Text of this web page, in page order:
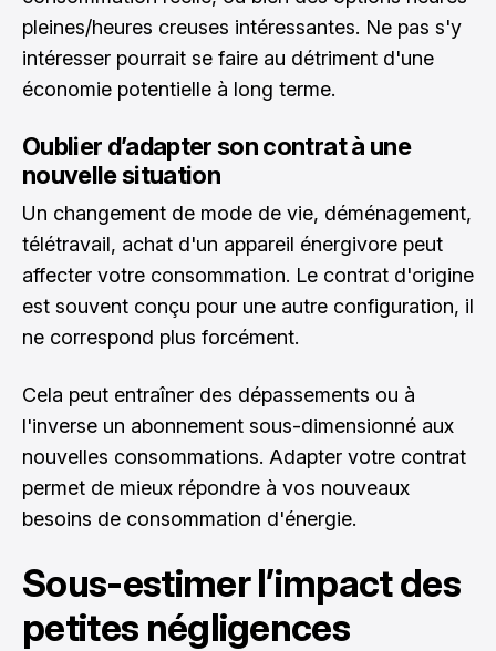
pleines/heures creuses intéressantes. Ne pas s'y
intéresser pourrait se faire au détriment d'une
économie potentielle à long terme.
Oublier d’adapter son contrat à une
nouvelle situation
Un changement de mode de vie, déménagement,
télétravail, achat d'un appareil énergivore peut
affecter votre consommation. Le contrat d'origine
est souvent conçu pour une autre configuration, il
ne correspond plus forcément.
Cela peut entraîner des dépassements ou à
l'inverse un abonnement sous-dimensionné aux
nouvelles consommations. Adapter votre contrat
permet de mieux répondre à vos nouveaux
besoins de consommation d'énergie.
Sous-estimer l’impact des
petites négligences